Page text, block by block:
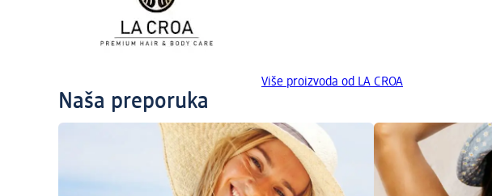
Više proizvoda od LA CROA
Naša preporuka